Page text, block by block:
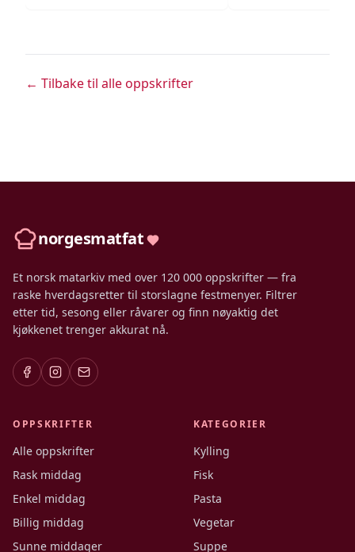
← Tilbake til alle oppskrifter
norgesmatfat
Et norsk matarkiv med over 120 000 oppskrifter — fra
raske hverdagsretter til storslagne festmenyer. Filtrer
etter tid, sesong eller råvarer og finn nøyaktig det
kjøkkenet trenger akkurat nå.
OPPSKRIFTER
Alle oppskrifter
Rask middag
Enkel middag
Billig middag
Sunne middager
KATEGORIER
Kylling
Fisk
Pasta
Vegetar
Suppe